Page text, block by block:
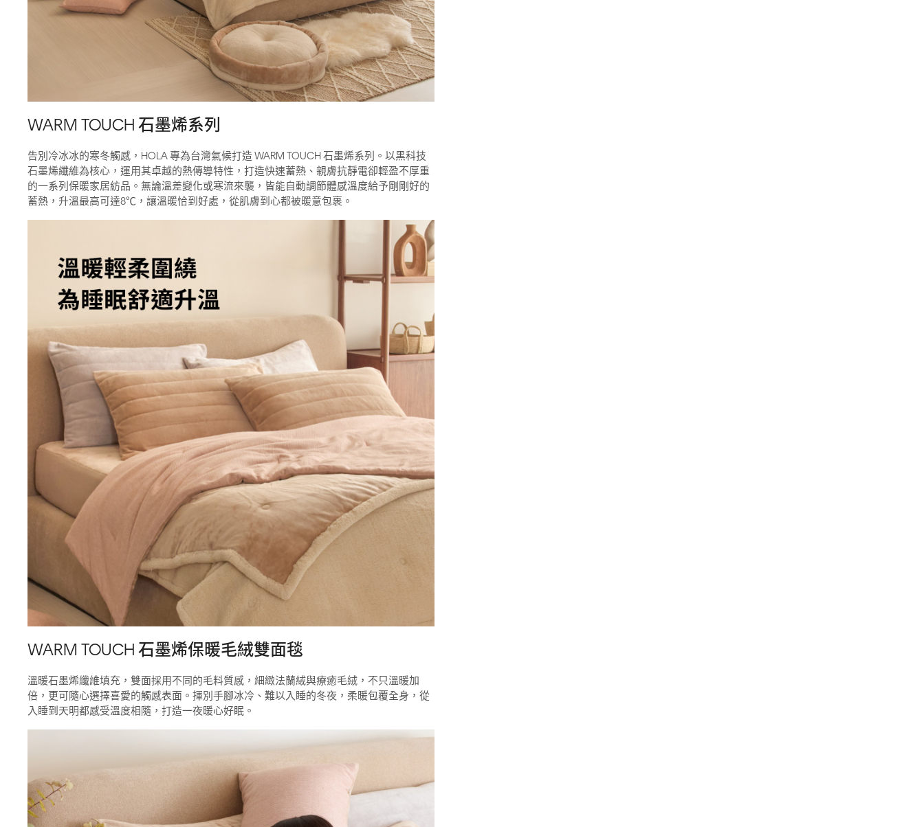
WARM TOUCH 石墨烯系列
告別冷冰冰的寒冬觸感，HOLA 專為台灣氣候打造 WARM TOUCH 石墨烯系列。以黑科技
石墨烯纖維為核心，運用其卓越的熱傳導特性，打造快速蓄熱、親膚抗靜電卻輕盈不厚重
的一系列保暖家居紡品。無論溫差變化或寒流來襲，皆能自動調節體感溫度給予剛剛好的
蓄熱，升溫最高可達8℃，讓溫暖恰到好處，從肌膚到心都被暖意包裹。
WARM TOUCH 石墨烯保暖毛絨雙面毯
溫暖石墨烯纖維填充，雙面採用不同的毛料質感，細緻法蘭絨與療癒毛絨，不只溫暖加
倍，更可隨心選擇喜愛的觸感表面。揮別手腳冰冷、難以入睡的冬夜，柔暖包覆全身，從
入睡到天明都感受溫度相隨，打造一夜暖心好眠。